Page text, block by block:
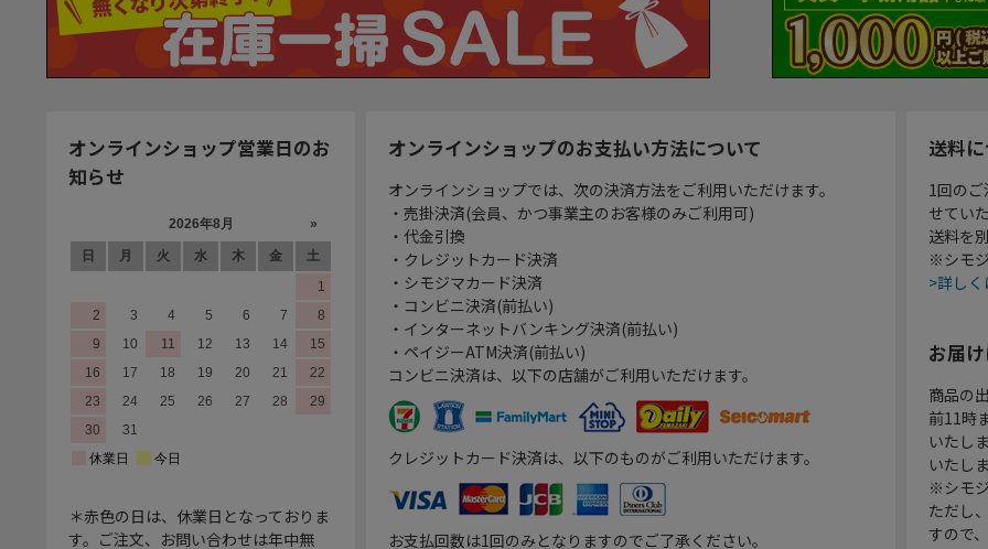
オンラインショップ営業日のお
知らせ
＊赤色の日は、休業日となっておりま
す。ご注文、お問い合わせは年中無
オンラインショップのお支払い方法について
オンラインショップでは、次の決済方法をご利用いただけます。
・売掛決済(会員、かつ事業主のお客様のみご利用可)
・代金引換
・クレジットカード決済
・シモジマカード決済
・コンビニ決済(前払い)
・インターネットバンキング決済(前払い)
・ペイジーATM決済(前払い)
コンビニ決済は、以下の店舗がご利用いただけます。
クレジットカード決済は、以下のものがご利用いただけます。
お支払回数は1回のみとなりますのでご了承ください。
送料
1回の
せてい
送料を
※シモ
>詳し
お届
商品の
前11時
いたし
いたし
※シモ
ただし
すので